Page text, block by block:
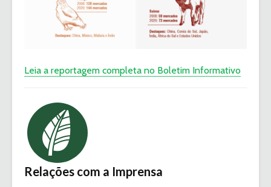
Leia a reportagem completa no Boletim Informativo
Relações com a Imprensa